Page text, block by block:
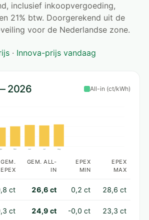
inclusief inkoopvergoeding,
21% btw. Doorgerekend uit de
voor de Nederlandse zone.
· Innova-prijs vandaag
2026 All-in (ct/kWh)
Apr Mei Jun Jul Aug
GEM.
EPEX
GEM. ALL-
IN
EPEX
MIN
EPEX
MAX
ct 26,6 ct 0,2 ct 28,6 ct
ct 24,9 ct -0,0 ct 23,3 ct